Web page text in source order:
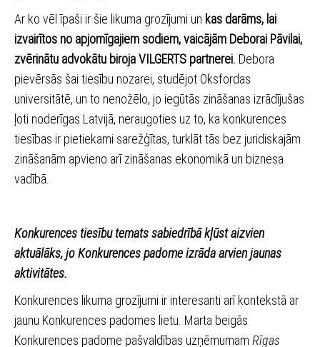
Ar ko vēl īpaši ir šie likuma grozījumi un kas darāms, lai
izvairītos no apjomīgajiem sodiem, vaicājām Deborai Pāvilai,
zvērinātu advokātu biroja VILGERTS partnerei. Debora
pievērsās šai tiesību nozarei, studējot Oksfordas
universitātē, un to nenožēlo, jo iegūtās zināšanas izrādījušas
ļoti noderīgas Latvijā, neraugoties uz to, ka konkurences
tiesības ir pietiekami sarežģītas, turklāt tās bez juridiskajām
zināšanām apvieno arī zināšanas ekonomikā un biznesa
vadībā.
Konkurences tiesību temats sabiedrībā kļūst aizvien
aktuālāks, jo Konkurences padome izrāda arvien jaunas
aktivitātes.
Konkurences likuma grozījumi ir interesanti arī kontekstā ar
jaunu Konkurences padomes lietu. Marta beigās
Konkurences padome pašvaldības uzņēmumam Rīgas